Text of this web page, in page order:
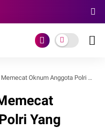
Anggota Polri Yang Beking Pengusaha Pelanggar Hukum
Yang